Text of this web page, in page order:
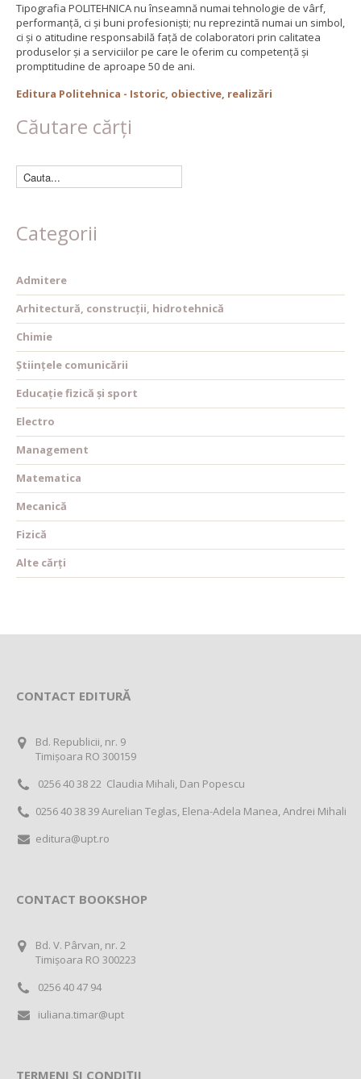
Tipografia POLITEHNICA nu înseamnă numai tehnologie de vârf,
performanță, ci și buni profesioniști; nu reprezintă numai un simbol,
ci și o atitudine responsabilă față de colaboratori prin calitatea
produselor și a serviciilor pe care le oferim cu competență și
promptitudine de aproape 50 de ani.
Editura Politehnica - Istoric, obiective, realizări
Căutare cărți
Categorii
Admitere
Arhitectură, construcții, hidrotehnică
Chimie
Științele comunicării
Educație fizică și sport
Electro
Management
Matematica
Mecanică
Fizică
Alte cărți
CONTACT EDITURĂ
Bd. Republicii, nr. 9
Timișoara RO 300159
0256 40 38 22 Claudia Mihali, Dan Popescu
0256 40 38 39 Aurelian Teglas, Elena-Adela Manea, Andrei Mihali
editura@upt.ro
CONTACT BOOKSHOP
Bd. V. Pârvan, nr. 2
Timișoara RO 300223
0256 40 47 94
iuliana.timar@upt
TERMENI ȘI CONDIȚII